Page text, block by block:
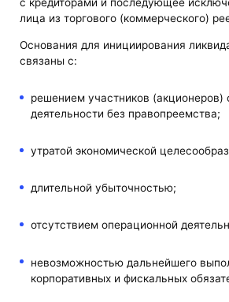
лица из торгового (коммерческого)
Основания для инициирования
связаны с:
решением участников (акционеров)
деятельности без правопреемства;
утратой экономической
длительной убыточностью;
отсутствием операционной
невозможностью дальнейшего
корпоративных и фискальных